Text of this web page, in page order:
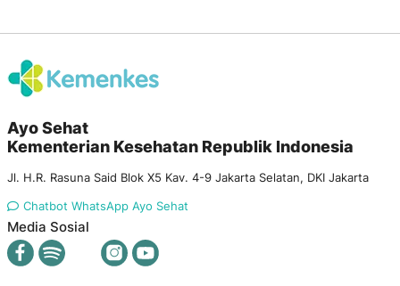
Ayo Sehat
Kementerian Kesehatan Republik Indonesia
Jl. H.R. Rasuna Said Blok X5 Kav. 4-9 Jakarta Selatan, DKI Jakarta
Chatbot WhatsApp Ayo Sehat
Media Sosial